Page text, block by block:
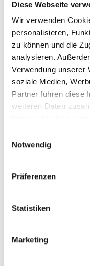
Diese Webseite
Wir verwenden
personalisieren,
zu können und die
analysieren.
Verwendung unserer
soziale Medien,
Partner führen diese
weiteren Daten
Notwendig
Präferenzen
Statistiken
Marketing